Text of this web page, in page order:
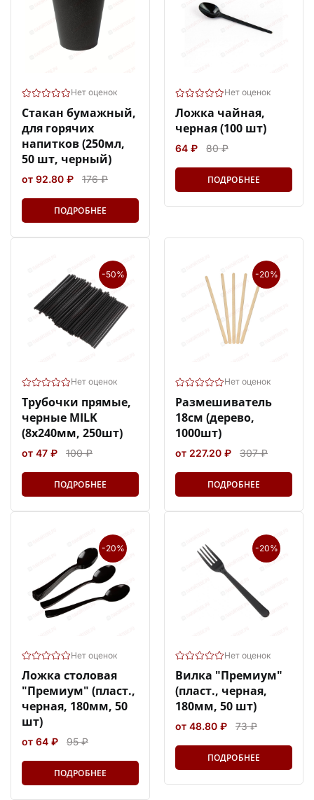
Нет оценок
Стакан бумажный,
для горячих
напитков (250мл,
50 шт, черный)
от 92.80 ₽ 176 ₽
ПОДРОБНЕЕ
Нет оценок
Ложка чайная,
черная (100 шт)
64 ₽ 80 ₽
ПОДРОБНЕЕ
-50%
Нет оценок
Трубочки прямые,
черные MILK
(8х240мм, 250шт)
от 47 ₽ 100 ₽
ПОДРОБНЕЕ
-20%
Нет оценок
Размешиватель
18см (дерево,
1000шт)
от 227.20 ₽ 307 ₽
ПОДРОБНЕЕ
-20%
Нет оценок
Ложка столовая
"Премиум" (пласт.,
черная, 180мм, 50
шт)
от 64 ₽ 95 ₽
ПОДРОБНЕЕ
-20%
Нет оценок
Вилка "Премиум"
(пласт., черная,
180мм, 50 шт)
от 48.80 ₽ 73 ₽
ПОДРОБНЕЕ